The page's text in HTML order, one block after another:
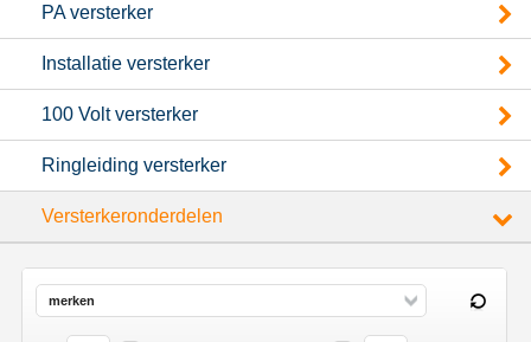
PA versterker
Installatie versterker
100 Volt versterker
Ringleiding versterker
Versterkeronderdelen
merken